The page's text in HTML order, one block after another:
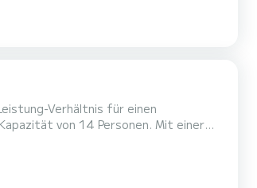
Verhältnis für einen
von 14 Personen. Mit einer
auf dem Wasser in der Umgebung